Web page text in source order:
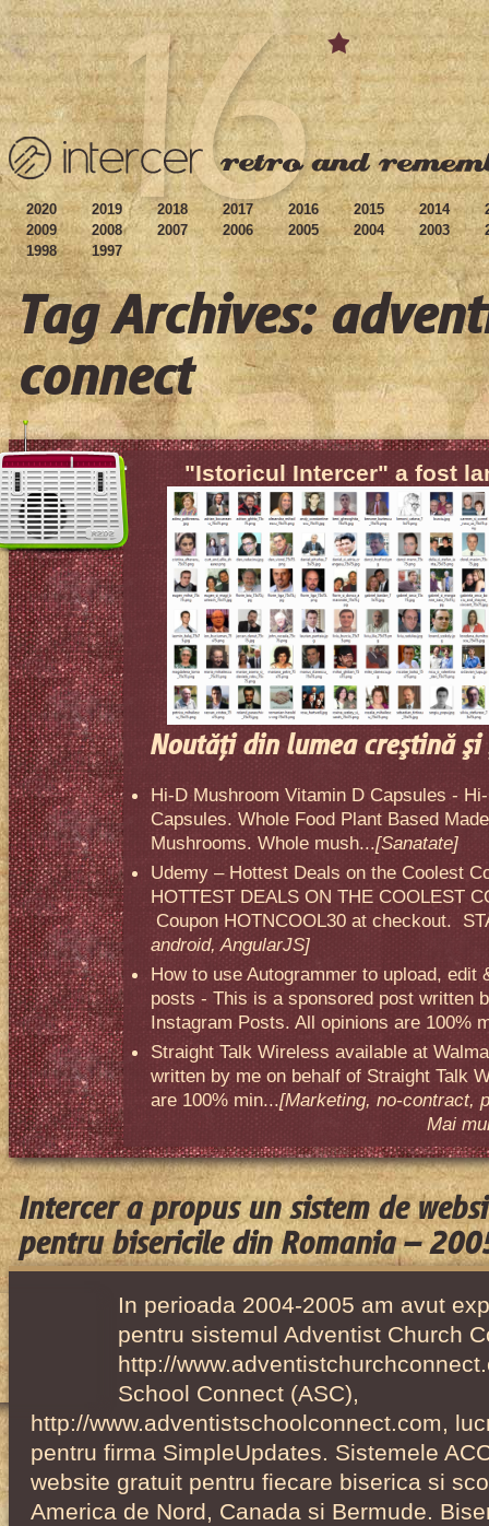
2020 2019 2018 2017 2016 2015 2014
2009
2008 2007 2006 2005 2004 2003
1998
1997
Tag Archives:
connect
"Istoricul Intercer" a fost
Noutăţi din lumea creştină
Hi-D Mushroom Vitamin D Capsules -
Capsules. Whole Food Plant Based
Mushrooms. Whole mush...[Sanatate]
Udemy – Hottest Deals on the Coolest
HOTTEST DEALS ON THE COOLEST
Coupon HOTNCOOL30 at checkout.
android, AngularJS]
How to use Autogrammer to upload, edit
posts - This is a sponsored post written
Instagram Posts. All opinions are 100%
Straight Talk Wireless available at
written by me on behalf of Straight Talk
are 100% min...[Marketing, no-contract,
Mai
Intercer a propus un sistem de
pentru bisericile din Romania –
In perioada 2004-2005 am avut
pentru sistemul Adventist Church
http://
School Connect (ASC),
http://www.adventistschoolconnect.com,
pentru firma SimpleUpdates. Sistemele
website gratuit pentru fiecare biserica si
America de Nord, Canada si Bermude.